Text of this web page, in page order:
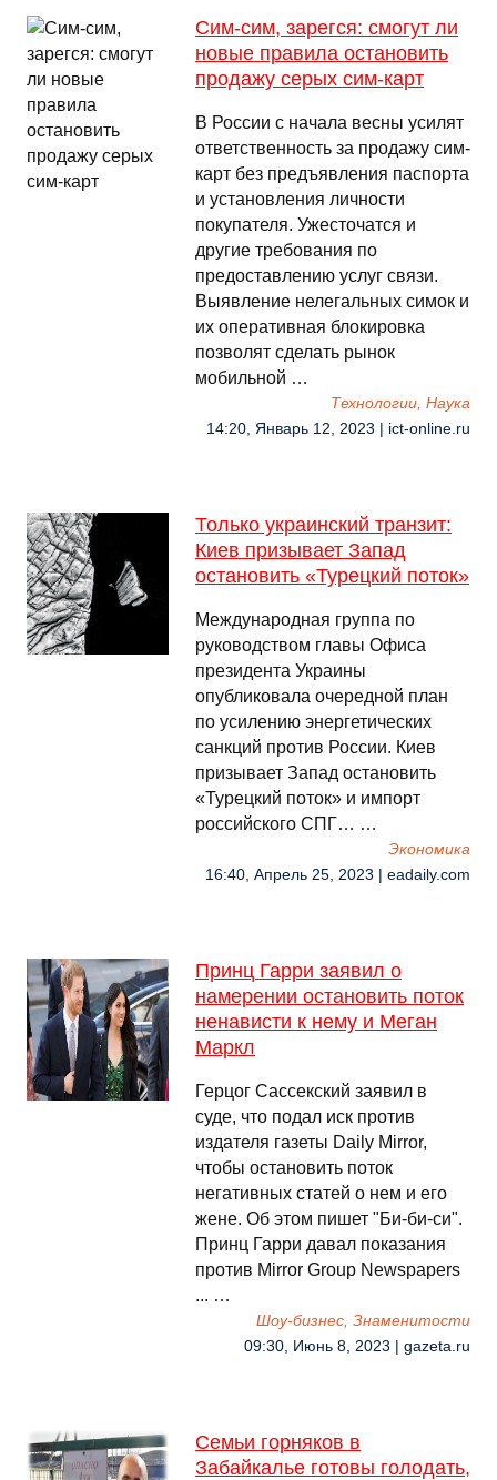
Сим-сим, зарегся: смогут ли
новые правила остановить
продажу серых сим-карт
В России с начала весны усилят
ответственность за продажу сим-
карт без предъявления паспорта
и установления личности
покупателя. Ужесточатся и
другие требования по
предоставлению услуг связи.
Выявление нелегальных симок и
их оперативная блокировка
позволят сделать рынок
мобильной …
Технологии, Наука
14:20, Январь 12, 2023 | ict-online.ru
Только украинский транзит:
Киев призывает Запад
остановить «Турецкий поток»
Международная группа по
руководством главы Офиса
президента Украины
опубликовала очередной план
по усилению энергетических
санкций против России. Киев
призывает Запад остановить
«Турецкий поток» и импорт
российского СПГ… …
Экономика
16:40, Апрель 25, 2023 | eadaily.com
Принц Гарри заявил о
намерении остановить поток
ненависти к нему и Меган
Маркл
Герцог Сассекский заявил в
суде, что подал иск против
издателя газеты Daily Mirror,
чтобы остановить поток
негативных статей о нем и его
жене. Об этом пишет "Би-би-си".
Принц Гарри давал показания
против Mirror Group Newspapers
... …
Шоу-бизнес, Знаменитости
09:30, Июнь 8, 2023 | gazeta.ru
Семьи горняков в
Забайкалье готовы голодать,